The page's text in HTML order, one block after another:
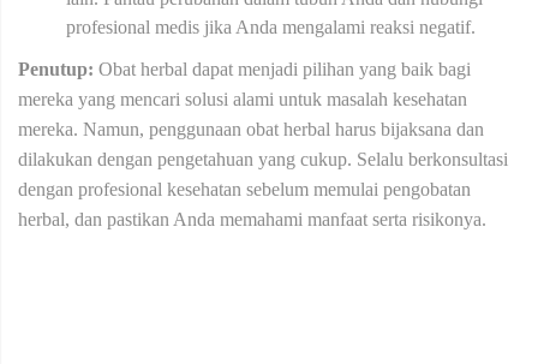
profesional medis jika Anda mengalami reaksi negatif.
Penutup: Obat herbal dapat menjadi pilihan yang baik bagi
mereka yang mencari solusi alami untuk masalah kesehatan
mereka. Namun, penggunaan obat herbal harus bijaksana dan
dilakukan dengan pengetahuan yang cukup. Selalu berkonsultasi
dengan profesional kesehatan sebelum memulai pengobatan
herbal, dan pastikan Anda memahami manfaat serta risikonya.